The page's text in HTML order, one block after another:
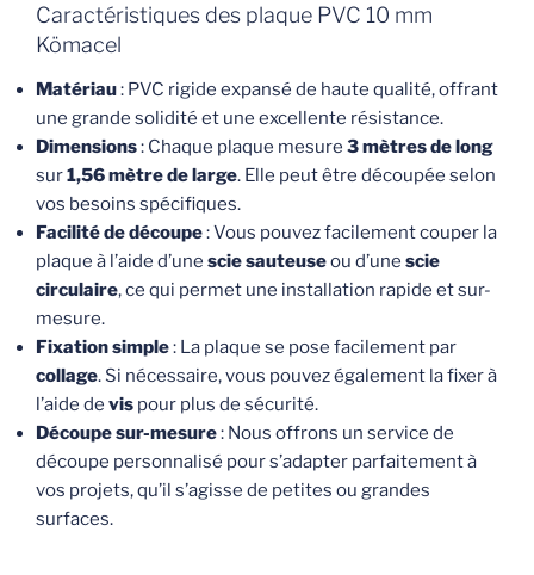
Caractéristiques des plaque PVC 10 mm
Kömacel
Matériau: PVC rigide expansé de haute qualité, offrant
une grande solidité et une excellente résistance.
Dimensions: Chaque plaque mesure 3 mètres de long
sur1,56 mètre de large. Elle peut être découpée selon
vos besoins spécifiques.
Facilité de découpe: Vous pouvez facilement couper la
plaque à l’aide d’une scie sauteuseou d’une scie
circulaire, ce qui permet une installation rapide et sur-
mesure.
Fixation simple: La plaque se pose facilement par
collage. Si nécessaire, vous pouvez également la fixer à
l’aide de vis pour plus de sécurité.
Découpe sur-mesure: Nous offrons un service de
découpe personnalisé pour s’adapter parfaitement à
vos projets, qu’il s’agisse de petites ou grandes
surfaces.